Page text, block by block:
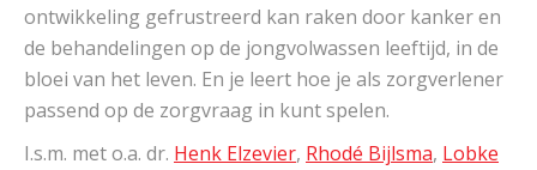
ontwikkeling gefrustreerd kan raken door kanker en
de behandelingen op de jongvolwassen leeftijd, in de
bloei van het leven. En je leert hoe je als zorgverlener
passend op de zorgvraag in kunt spelen.
I.s.m. met o.a. dr. Henk Elzevier, Rhodé Bijlsma, Lobke